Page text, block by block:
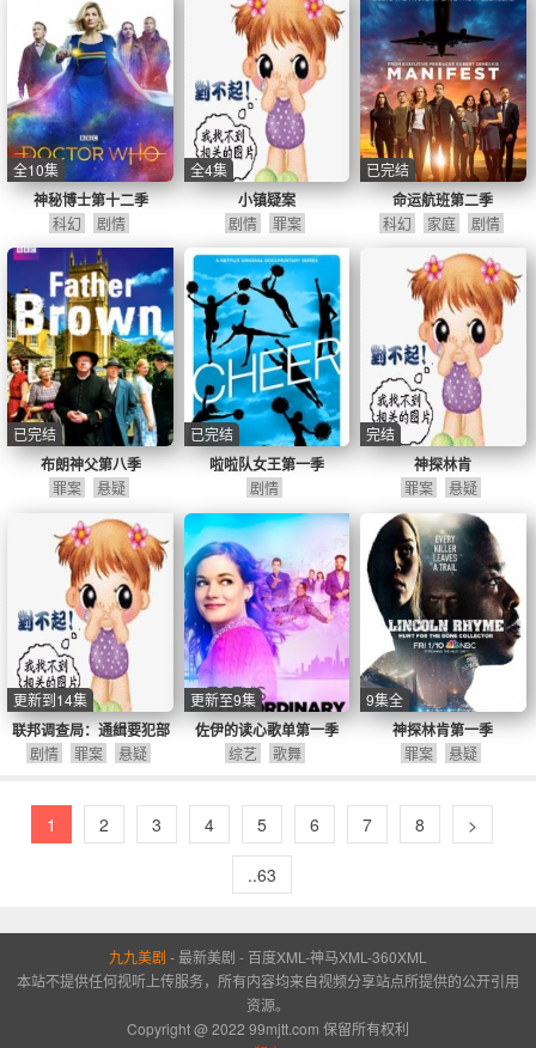
神秘博士第十二季
全10集
科幻 剧情
小镇疑案
全4集
剧情 罪案
命运航班第二季
已完结
科幻 家庭 剧情
布朗神父第八季
已完结
罪案 悬疑
啦啦队女王第一季
已完结
剧情
神探林肯
完结
罪案 悬疑
联邦调查局：通緝要犯部
更新到14集
剧情 罪案 悬疑
佐伊的读心歌单第一季
更新至9集
综艺 歌舞
神探林肯第一季
9集全
罪案 悬疑
1 2 3 4 5 6 7 8 >
..63
九九美剧 -最新美剧 - 百度XML -神马XML -360XML
本站不提供任何视听上传服务，所有内容均来自视频分享站点所提供的公开引用
资源。
Copyright @ 2022 99mjtt.com 保留所有权利